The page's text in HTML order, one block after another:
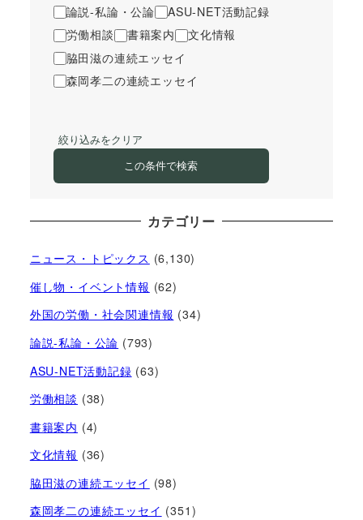
論説-私論・公論
ASU-NET活動記録
労働相談
書籍案内
文化情報
脇田滋の連続エッセイ
森岡孝二の連続エッセイ
絞り込みをクリア
この条件で検索
カテゴリー
ニュース・トピックス (6,130)
催し物・イベント情報 (62)
外国の労働・社会関連情報 (34)
論説-私論・公論 (793)
ASU-NET活動記録 (63)
労働相談 (38)
書籍案内 (4)
文化情報 (36)
脇田滋の連続エッセイ (98)
森岡孝二の連続エッセイ (351)